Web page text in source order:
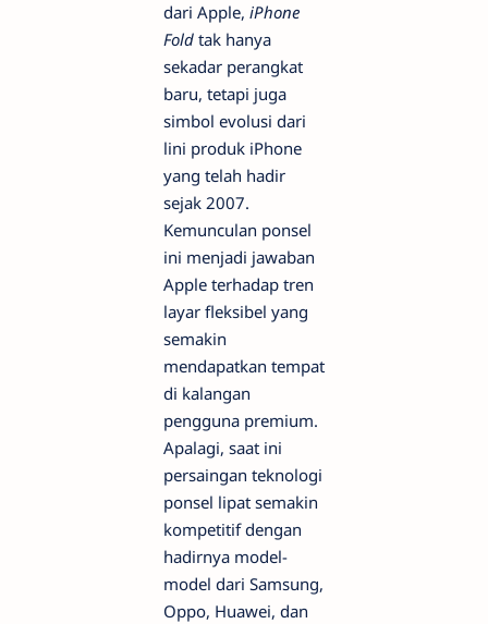
dari Apple, iPhone
Fold tak hanya
sekadar perangkat
baru, tetapi juga
simbol evolusi dari
lini produk iPhone
yang telah hadir
sejak 2007.
Kemunculan ponsel
ini menjadi jawaban
Apple terhadap tren
layar fleksibel yang
semakin
mendapatkan tempat
di kalangan
pengguna premium.
Apalagi, saat ini
persaingan teknologi
ponsel lipat semakin
kompetitif dengan
hadirnya model-
model dari Samsung,
Oppo, Huawei, dan